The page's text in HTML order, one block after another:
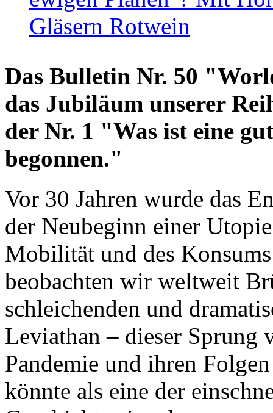
Gläsern Rotwein
Das Bulletin Nr. 50
das Jubiläum unserer
der Nr. 1 "Was ist eine
begonnen."
Vor 30 Jahren wurde das
der Neubeginn einer
Mobilität und des
beobachten wir weltweit
schleichenden und
Leviathan – dieser Sprung
Pandemie und ihren
könnte als eine der